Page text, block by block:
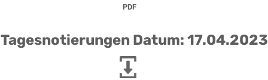
PDF
Tagesnotierungen Datum: 17.04.2023